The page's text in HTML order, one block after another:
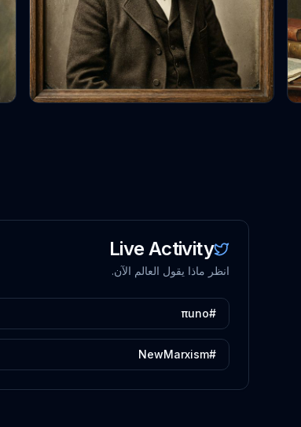
Live Activity
انظر ماذا يقول العالم الآن.
#πuno
#NewMarxism